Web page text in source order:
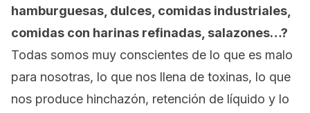
hamburguesas, dulces, comidas industriales,
comidas con harinas refinadas, salazones…?
Todas somos muy conscientes de lo que es malo
para nosotras, lo que nos llena de toxinas, lo que
nos produce hinchazón, retención de líquido y lo